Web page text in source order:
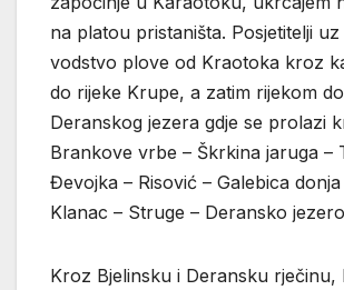
na platou pristaništa. Posjetitelji
vodstvo plove od Kraotoka kroz
do rijeke Krupe, a zatim rijekom
Deranskog jezera gdje se prolazi
Brankove vrbe – Škrkina jaruga –
Đevojka – Risović – Galebica
Klanac – Struge – Deransko
Kroz Bjelinsku i Deransku rječinu,